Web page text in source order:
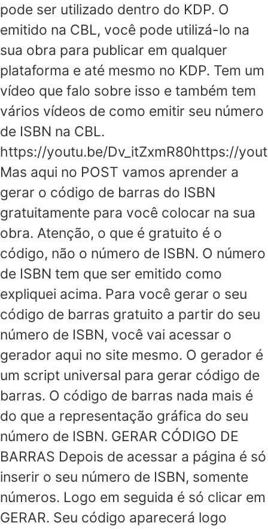
pode ser utilizado dentro do KDP. O
emitido na CBL, você pode utilizá-lo na
sua obra para publicar em qualquer
plataforma e até mesmo no KDP. Tem um
vídeo que falo sobre isso e também tem
vários vídeos de como emitir seu número
de ISBN na CBL.
https://youtu.be/Dv_itZxmR80https://
Mas aqui no POST vamos aprender a
gerar o código de barras do ISBN
gratuitamente para você colocar na sua
obra. Atenção, o que é gratuito é o
código, não o número de ISBN. O número
de ISBN tem que ser emitido como
expliquei acima. Para você gerar o seu
código de barras gratuito a partir do seu
número de ISBN, você vai acessar o
gerador aqui no site mesmo. O gerador é
um script universal para gerar código de
barras. O código de barras nada mais é
do que a representação gráfica do seu
número de ISBN. GERAR CÓDIGO DE
BARRAS Depois de acessar a página é só
inserir o seu número de ISBN, somente
números. Logo em seguida é só clicar em
GERAR. Seu código aparecerá logo